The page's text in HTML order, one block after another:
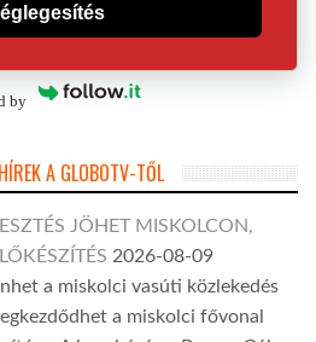
by
A GLOBOTV-TŐL
JÖHET MISKOLCON,
2026-08-09
a miskolci vasúti közlekedés
a miskolci fővonal